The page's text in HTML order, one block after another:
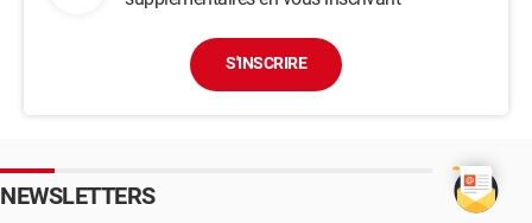
S'INSCRIRE
NEWSLETTERS